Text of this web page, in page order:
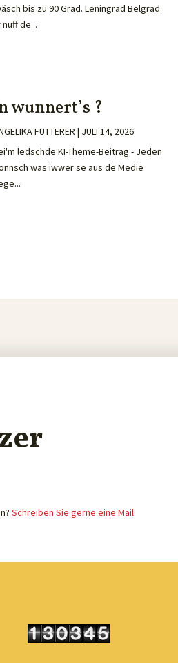
bis zu 90 Grad. Leningrad Belgrad
de...
wunnert’s ?
FUTTERER | JULI 14, 2026
ledschde KI-Theme-Beitrag - Jeden
was iwwer se aus de Medie
Schreiben Sie gerne eine Mail.